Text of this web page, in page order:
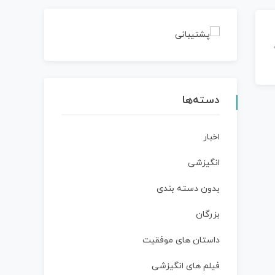
دسته‌ها
اخبار
انگیزشی
بدون دسته بندی
بزرگان
داستان‌ های موفقیت
فیلم های انگیزشی